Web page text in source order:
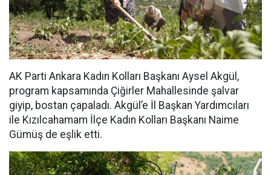
AK Parti Ankara Kadın Kolları Başkanı Aysel Akgül,
program kapsamında Çiğirler Mahallesinde şalvar
giyip, bostan çapaladı. Akgül’e İl Başkan Yardımcıları
ile Kızılcahamam İlçe Kadın Kolları Başkanı Naime
Gümüş de eşlik etti.